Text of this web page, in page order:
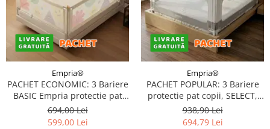
Empria®
PACHET ECONOMIC: 3 Bariere
BASIC Empria protectie pat
180X200 cm + bara
stabilizatoare
694,00 Lei
599,00 Lei
Empria®
PACHET POPULAR: 3 Bariere
protectie pat copii, SELECT,
180x200 cm
938,90 Lei
694,79 Lei